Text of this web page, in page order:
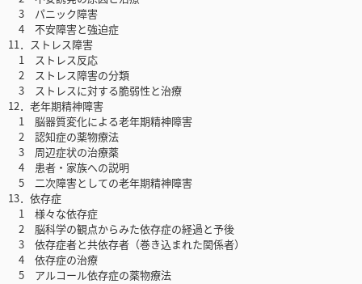
3 パニック障害
4 不安障害と強迫症
11．ストレス障害
1 ストレス反応
2 ストレス障害の分類
3 ストレスに対する脆弱性と治療
12．老年期精神障害
1 脳器質変化による老年期精神障害
2 認知症の薬物療法
3 周辺症状の治療薬
4 患者・家族への説明
5 二次障害としての老年期精神障害
13．依存症
1 様々な依存症
2 脳科学の観点からみた依存症の経過と予後
3 依存症者と共依存者（巻き込まれた関係者）
4 依存症の治療
5 アルコール依存症の薬物療法